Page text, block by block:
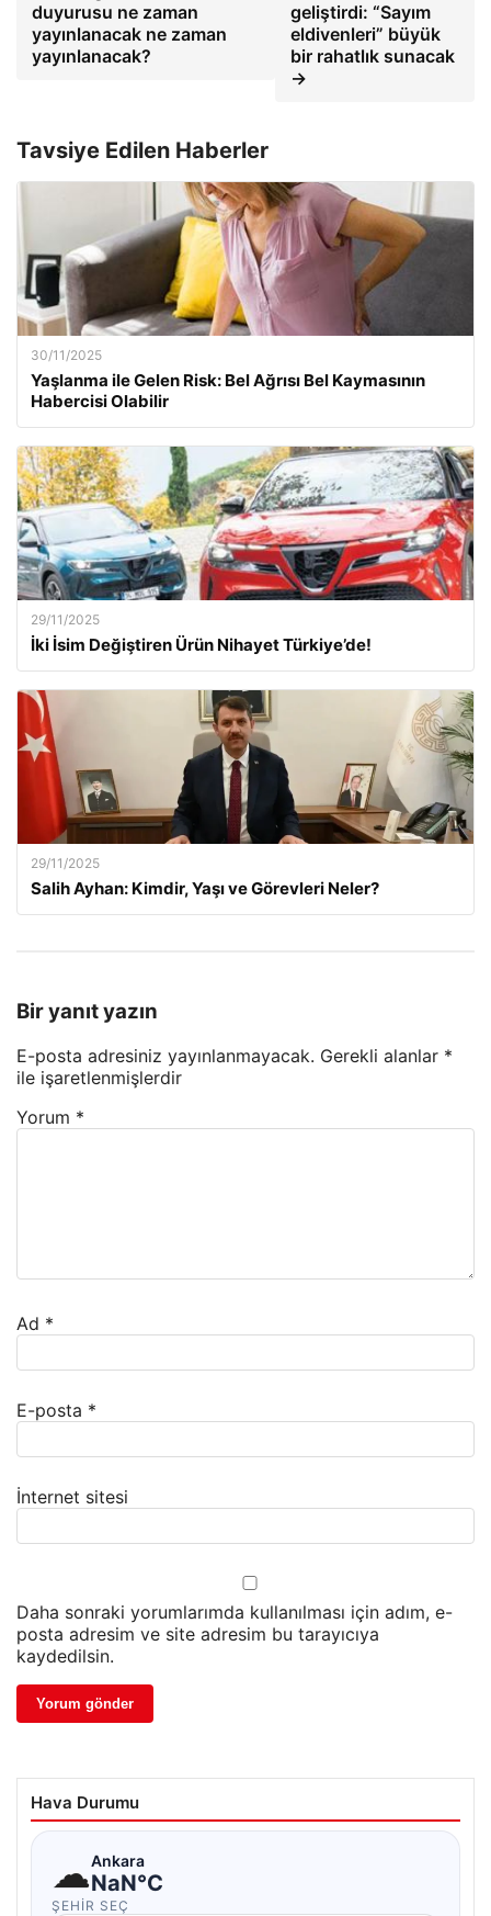
duyurusu ne zaman
yayınlanacak ne zaman
yayınlanacak?
geliştirdi: “Sayım
eldivenleri” büyük
bir rahatlık sunacak
→
Tavsiye Edilen Haberler
30/11/2025
Yaşlanma ile Gelen Risk: Bel Ağrısı Bel Kaymasının
Habercisi Olabilir
29/11/2025
İki İsim Değiştiren Ürün Nihayet Türkiye’de!
29/11/2025
Salih Ayhan: Kimdir, Yaşı ve Görevleri Neler?
Bir yanıt yazın
E-posta adresiniz yayınlanmayacak. Gerekli alanlar *
ile işaretlenmişlerdir
Yorum *
Ad *
E-posta *
İnternet sitesi
Daha sonraki yorumlarımda kullanılması için adım, e-
posta adresim ve site adresim bu tarayıcıya
kaydedilsin.
Hava Durumu
☁Ankara
NaN°C
ŞEHIR SEÇ